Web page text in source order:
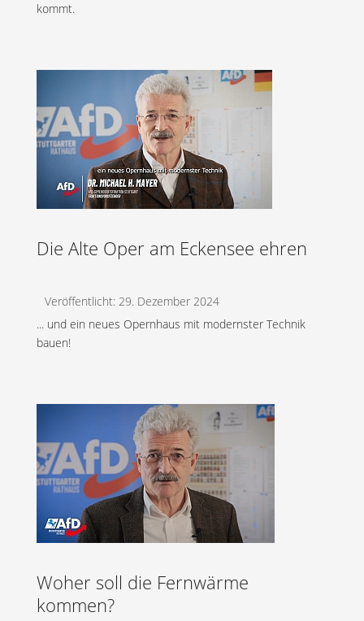
kommt.
Die Alte Oper am Eckensee ehren
Veröffentlicht: 29. Dezember 2024
... und ein neues Opernhaus mit modernster Technik
bauen!
Woher soll die Fernwärme
kommen?